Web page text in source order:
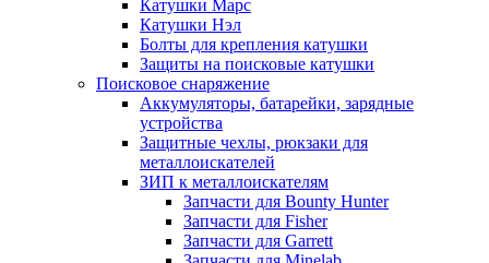
Катушки Марс
Катушки Нэл
Болты для крепления катушки
Защиты на поисковые катушки
Поисковое снаряжение
Аккумуляторы, батарейки, зарядные
устройства
Защитные чехлы, рюкзаки для
металлоискателей
ЗИП к металлоискателям
Запчасти для Bounty Hunter
Запчасти для Fisher
Запчасти для Garrett